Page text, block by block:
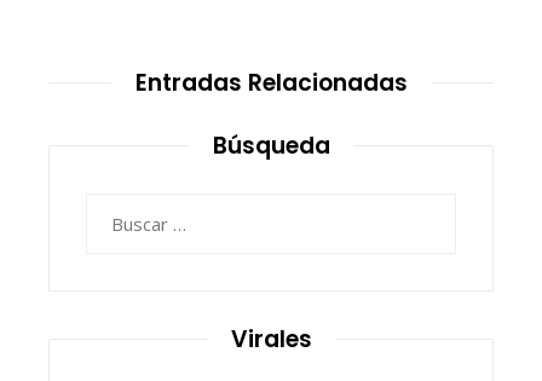
Entradas Relacionadas
Búsqueda
Virales